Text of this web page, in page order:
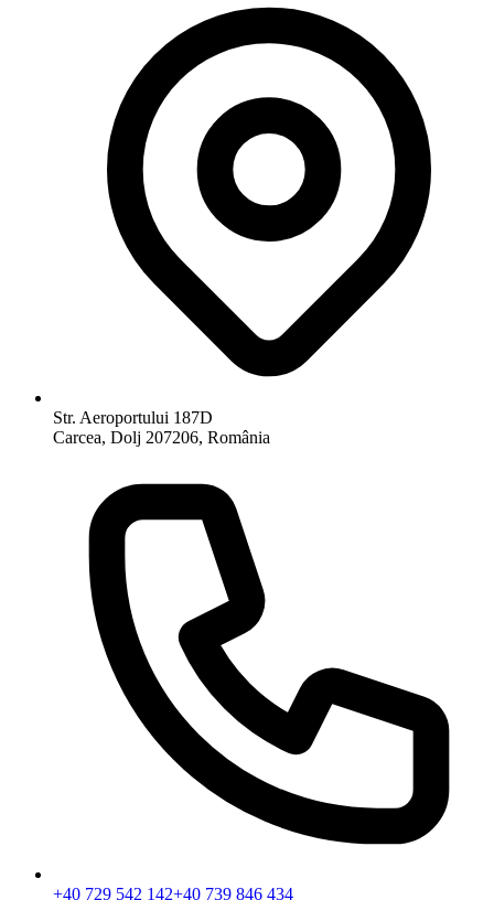
Str. Aeroportului 187D
Carcea, Dolj 207206, România
+40 729 542 142+40 739 846 434